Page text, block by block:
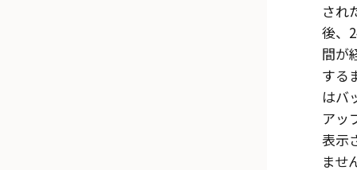
され
後、
間が
する
はバ
アッ
表示
ませ